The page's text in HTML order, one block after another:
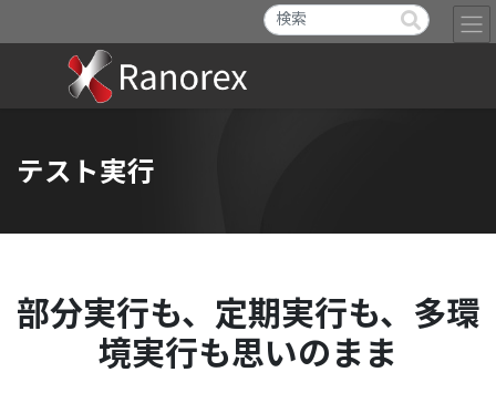
テスト実行
部分実行も、定期実行も、多環
境実行も思いのまま